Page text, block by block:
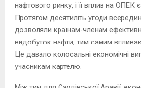
нафтового ринку, і її вплив на ОПЕК
Протягом десятиліть угоди всередині
дозволяли країнам-членам
видобуток нафти, тим самим
Це давало колосальні економічні
учасникам картелю.